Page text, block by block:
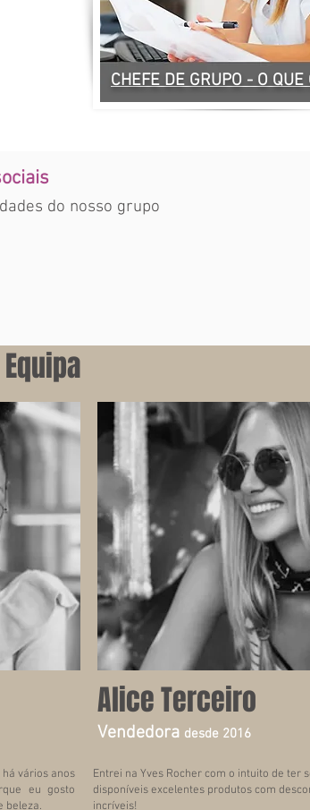
CHEFE DE GRUPO - O QUE
do nosso grupo
Alice Terceiro
Vendedora desde 2016
vários anos
eu gosto
beleza.
Entrei na Yves Rocher com o intuito de ter
disponíveis excelentes produtos com
incríveis!